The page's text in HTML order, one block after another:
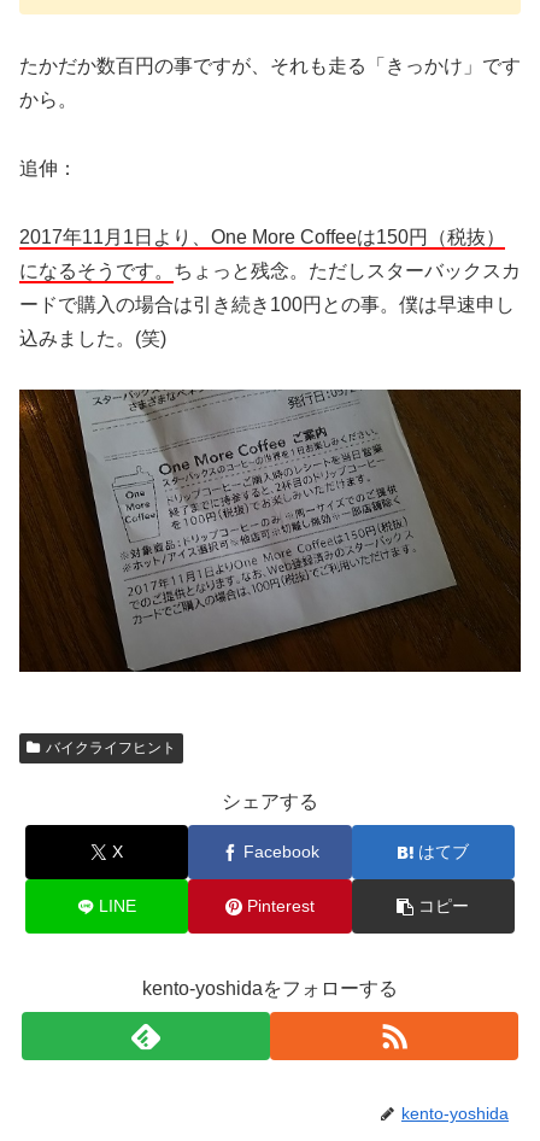
たかだか数百円の事ですが、それも走る「きっかけ」です
から。
追伸：
2017年11月1日より、One More Coffeeは150円（税抜）
になるそうです。 ちょっと残念。ただしスターバックスカ
ードで購入の場合は引き続き100円との事。僕は早速申し
込みました。(笑)
バイクライフヒント
シェアする
X Facebook はてブ
LINE Pinterest コピー
kento-yoshidaをフォローする
kento-yoshida